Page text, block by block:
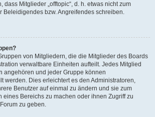
dass Mitglieder „offtopic“, d. h. etwas nicht zum
Beleidigendes bzw. Angreifendes schreiben.
von Mitgliedern, die die Mitglieder des Boards
verwaltbare Einheiten aufteilt. Jedes Mitglied
angehören und jeder Gruppe können
werden. Dies erleichtert es den Administratoren,
Benutzer auf einmal zu ändern und sie zum
eines Bereichs zu machen oder ihnen Zugriff zu
zu geben.